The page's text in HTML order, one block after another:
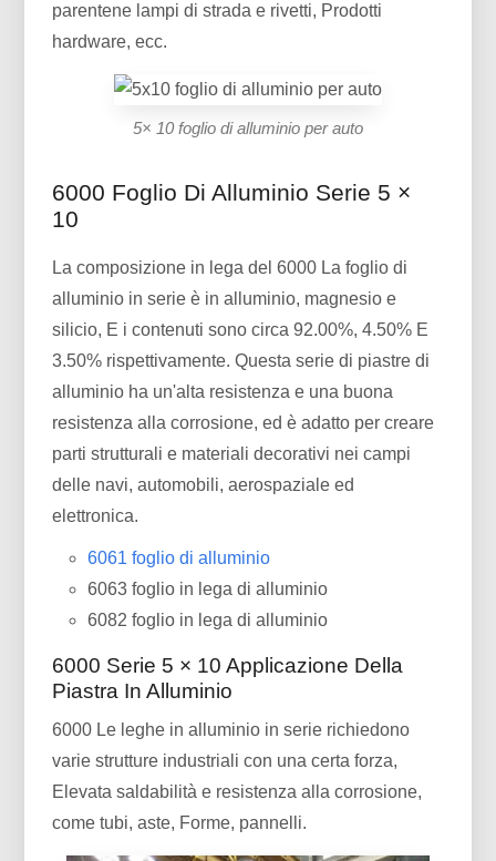
parentene lampi di strada e rivetti, Prodotti
hardware, ecc.
5× 10 foglio di alluminio per auto
6000 Foglio Di Alluminio Serie 5 ×
10
La composizione in lega del 6000 La foglio di
alluminio in serie è in alluminio, magnesio e
silicio, E i contenuti sono circa 92.00%, 4.50% E
3.50% rispettivamente. Questa serie di piastre di
alluminio ha un'alta resistenza e una buona
resistenza alla corrosione, ed è adatto per creare
parti strutturali e materiali decorativi nei campi
delle navi, automobili, aerospaziale ed
elettronica.
6061 foglio di alluminio
6063 foglio in lega di alluminio
6082 foglio in lega di alluminio
6000 Serie 5 × 10 Applicazione Della
Piastra In Alluminio
6000 Le leghe in alluminio in serie richiedono
varie strutture industriali con una certa forza,
Elevata saldabilità e resistenza alla corrosione,
come tubi, aste, Forme, pannelli.